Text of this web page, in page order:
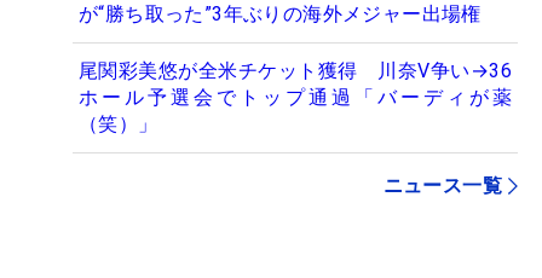
が“勝ち取った”3年ぶりの海外メジャー出場権
尾関彩美悠が全米チケット獲得 川奈V争い→36
ホール予選会でトップ通過「バーディが薬
（笑）」
ニュース一覧